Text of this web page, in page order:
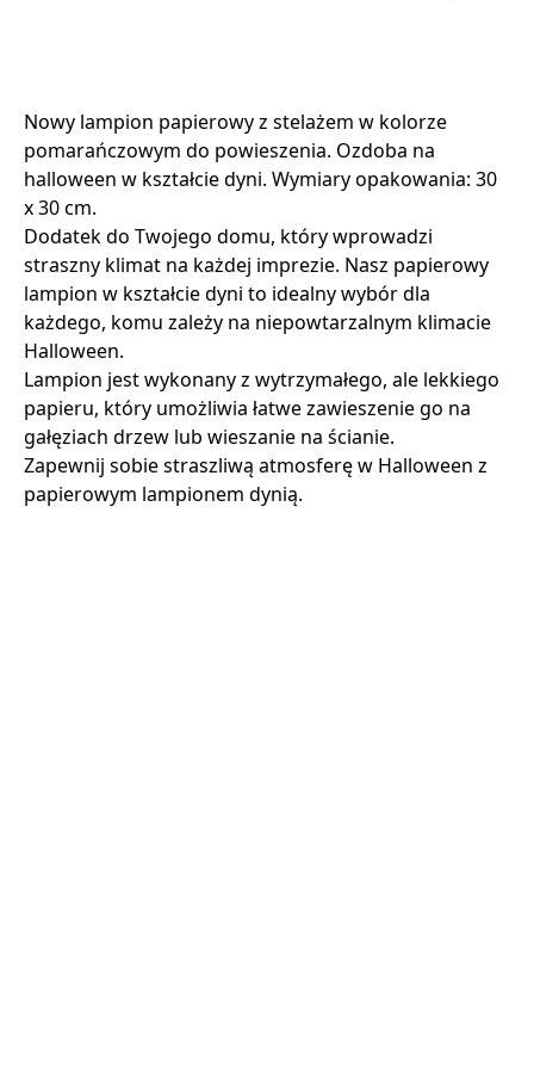
Nowy lampion papierowy z stelażem w kolorze
pomarańczowym do powieszenia. Ozdoba na
halloween w kształcie dyni. Wymiary opakowania: 30
x 30 cm.
Dodatek do Twojego domu, który wprowadzi
straszny klimat na każdej imprezie. Nasz papierowy
lampion w kształcie dyni to idealny wybór dla
każdego, komu zależy na niepowtarzalnym klimacie
Halloween.
Lampion jest wykonany z wytrzymałego, ale lekkiego
papieru, który umożliwia łatwe zawieszenie go na
gałęziach drzew lub wieszanie na ścianie.
Zapewnij sobie straszliwą atmosferę w Halloween z
papierowym lampionem dynią.